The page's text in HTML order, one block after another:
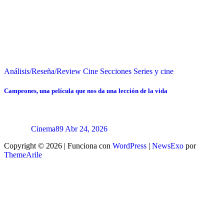
Análisis/Reseña/Review Cine Secciones Series y cine
Campeones, una película que nos da una lección de la vida
Cinema89 Abr 24, 2026
Copyright © 2026 | Funciona con WordPress | NewsExo por
ThemeArile